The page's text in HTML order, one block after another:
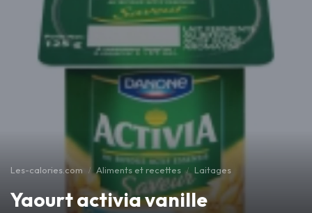
Les-calories.com Aliments et recettes Laitages
Yaourt activia vanille